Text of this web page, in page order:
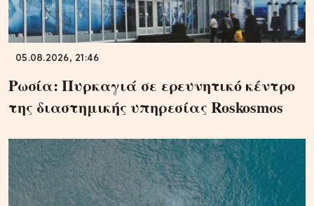
05.08.2026, 21:46
Ρωσία: Πυρκαγιά σε ερευνητικό κέντρο
της διαστημικής υπηρεσίας Roskosmos